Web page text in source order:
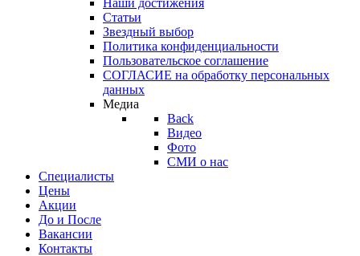
Наши достижения
Статьи
Звездный выбор
Политика конфиденциальности
Пользовательское соглашение
СОГЛАСИЕ на обработку персональных
данных
Медиа
Back
Видео
Фото
СМИ о нас
Специалисты
Цены
Акции
До и После
Вакансии
Контакты